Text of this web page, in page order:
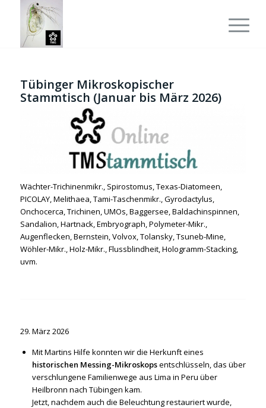
Tübinger Mikroskopischer
Stammtisch (Januar bis März 2026)
Wächter-Trichinenmikr., Spirostomus, Texas-Diatomeen,
PICOLAY, Melithaea, Tami-Taschenmikr., Gyrodactylus,
Onchocerca, Trichinen, UMOs, Baggersee, Baldachinspinnen,
Sandalion, Hartnack, Embryograph, Polymeter-Mikr.,
Augenflecken, Bernstein, Volvox, Tolansky, Tsuneb-Mine,
Wöhler-Mikr., Holz-Mikr., Flussblindheit, Hologramm-Stacking,
uvm.
29. März 2026
Mit Martins Hilfe konnten wir die Herkunft eines
historischen Messing-Mikroskopsentschlüsseln, das über
verschlungene Familienwege aus Lima in Peru über
Heilbronn nach Tübingen kam.
Jetzt, nachdem auch die Beleuchtung restauriert wurde,